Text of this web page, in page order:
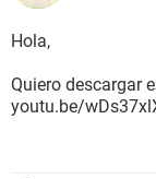
Hola,
Quiero descargar
youtu.be/